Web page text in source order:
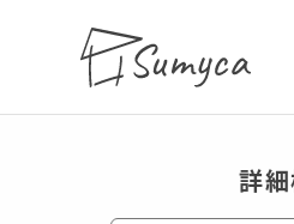
詳